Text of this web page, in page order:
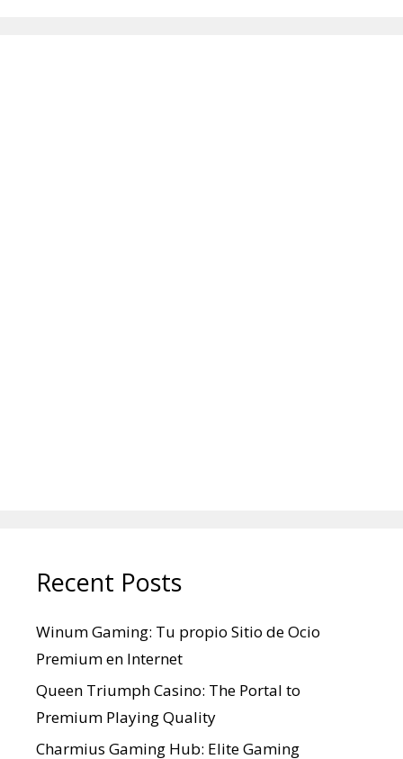
Recent Posts
Winum Gaming: Tu propio Sitio de Ocio
Premium en Internet
Queen Triumph Casino: The Portal to
Premium Playing Quality
Charmius Gaming Hub: Elite Gaming